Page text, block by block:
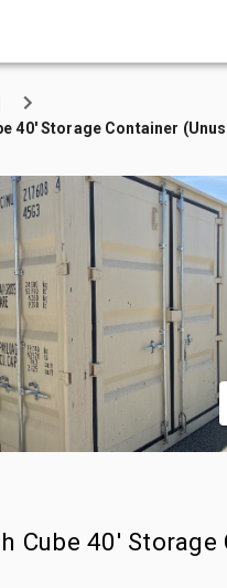
40' Storage Container
Cube 40' Storage